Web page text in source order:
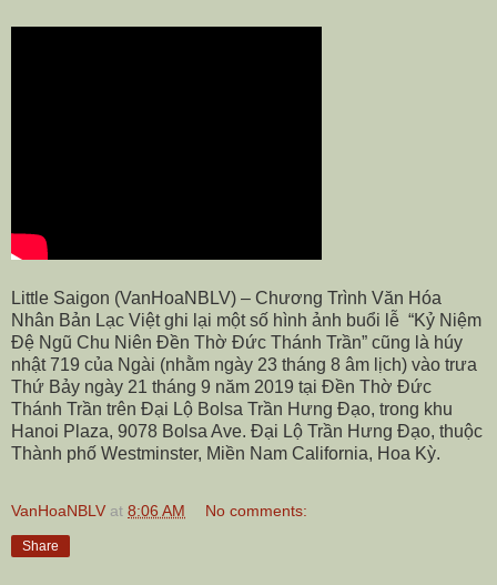
Little Saigon (VanHoaNBLV) – Chương Trình Văn Hóa
Nhân Bản Lạc Việt ghi lại một số hình ảnh buổi lễ “Kỷ Niệm
Đệ Ngũ Chu Niên Đền Thờ Đức Thánh Trần” cũng là húy
nhật 719 của Ngài (nhằm ngày 23 tháng 8 âm lịch) vào trưa
Thứ Bảy ngày 21 tháng 9 năm 2019 tại Đền Thờ Đức
Thánh Trần trên Đại Lộ Bolsa Trần Hưng Đạo, trong khu
Hanoi Plaza, 9078 Bolsa Ave. Đại Lộ Trần Hưng Đạo, thuộc
Thành phố Westminster, Miền Nam California, Hoa Kỳ.
VanHoaNBLV at 8:06 AM No comments:
Share